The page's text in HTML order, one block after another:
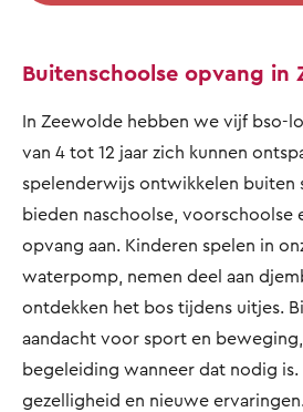
Buitenschoolse opvang in
In Zeewolde hebben we vijf bso-
van 4 tot 12 jaar zich kunnen
spelenderwijs ontwikkelen buiten
bieden naschoolse, voorschoolse
opvang aan. Kinderen spelen in
waterpomp, nemen deel aan
ontdekken het bos tijdens uitjes.
aandacht voor sport en
begeleiding wanneer dat nodig
gezelligheid en nieuwe